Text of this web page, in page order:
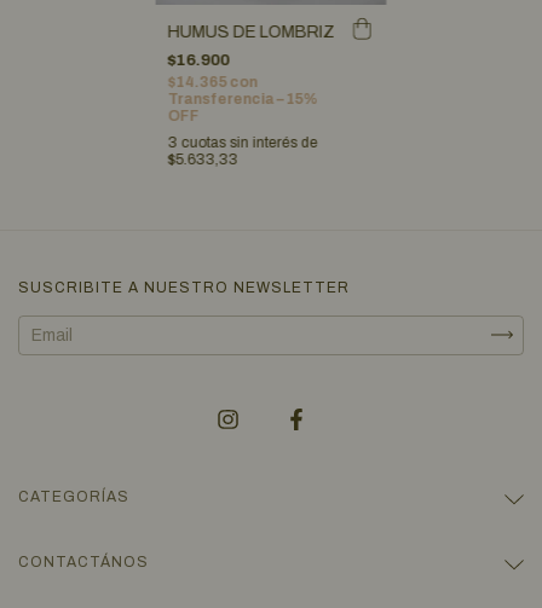
HUMUS DE LOMBRIZ
$16.900
$14.365 con
Transferencia – 15%
OFF
3 cuotas sin interés de
$5.633,33
SUSCRIBITE A NUESTRO NEWSLETTER
CATEGORÍAS
CONTACTÁNOS